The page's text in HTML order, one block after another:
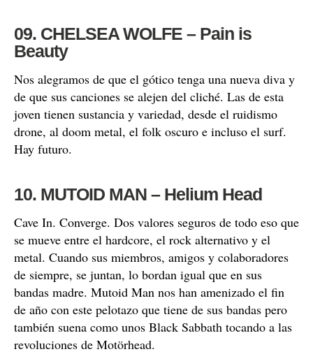
09. CHELSEA WOLFE – Pain is
Beauty
Nos alegramos de que el gótico tenga una nueva diva y
de que sus canciones se alejen del cliché. Las de esta
joven tienen sustancia y variedad, desde el ruidismo
drone, al doom metal, el folk oscuro e incluso el surf.
Hay futuro.
10. MUTOID MAN – Helium Head
Cave In. Converge. Dos valores seguros de todo eso que
se mueve entre el hardcore, el rock alternativo y el
metal. Cuando sus miembros, amigos y colaboradores
de siempre, se juntan, lo bordan igual que en sus
bandas madre. Mutoid Man nos han amenizado el fin
de año con este pelotazo que tiene de sus bandas pero
también suena como unos Black Sabbath tocando a las
revoluciones de Motörhead.